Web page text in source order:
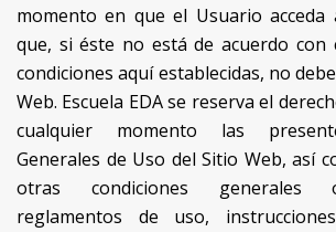
momento en que el Usuario
que, si éste no está de acuerdo con
condiciones aquí establecidas, no
Web. Escuela EDA se reserva el
cualquier momento las
Generales de Uso del Sitio Web, así
otras condiciones generales
reglamentos de uso,